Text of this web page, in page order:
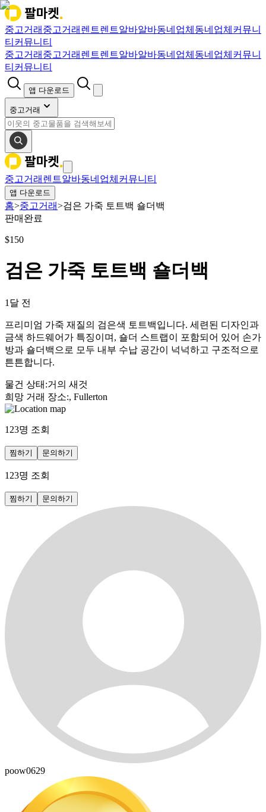
중고거래 중고거래 렌트렌트알바알바동네업체 동네업체 커뮤니
티 커뮤니티
중고거래 중고거래 렌트렌트알바알바동네업체 동네업체 커뮤니
티 커뮤니티
앱 다운로드
중고거래
중고거래 렌트알바동네업체 커뮤니티
앱 다운로드
홈>중고거래>검은 가죽 토트백 숄더백
판매완료
$150
검은 가죽 토트백 숄더백
1달 전
프리미엄 가죽 재질의 검은색 토트백입니다. 세련된 디자인과
금색 하드웨어가 특징이며, 숄더 스트랩이 포함되어 있어 손가
방과 숄더백으로 모두 내부 수납 공간이 넉넉하고 구조적으로
튼튼합니다.
물건 상태 :거의 새것
희망 거래 장소:, Fullerton
123명 조회
찜하기 문의하기
123명 조회
찜하기 문의하기
poow0629